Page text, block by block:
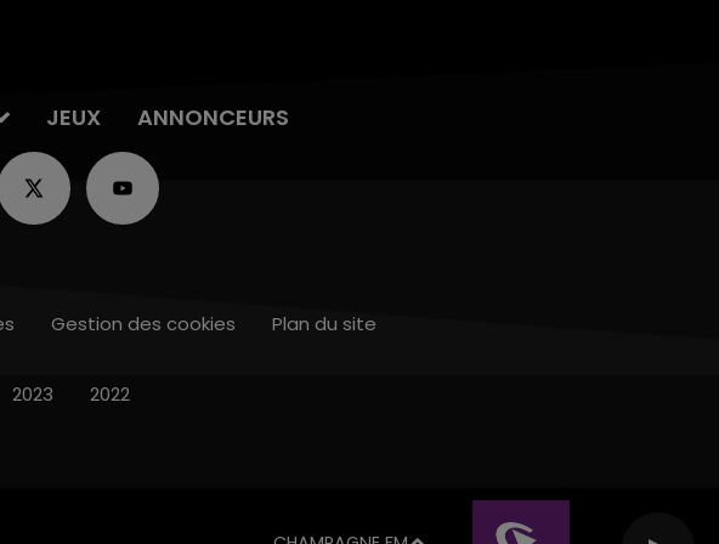
JEUX ANNONCEURS
Gestion des cookies Plan du site
2023 2022